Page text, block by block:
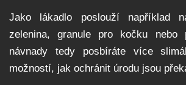
Jako lákadlo poslouží například
zelenina, granule pro kočku nebo
návnady tedy posbíráte více
možností, jak ochránit úrodu jsou